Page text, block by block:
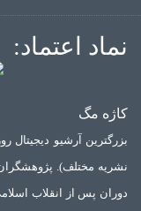
نماد اعتماد:
کاژه مگ
نشریه مختلف).
دوران پس از انقلاب